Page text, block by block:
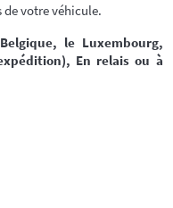
votre véhicule.
le Luxembourg,
En relais ou à